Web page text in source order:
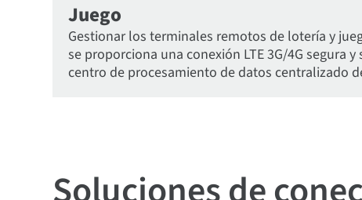
Juego
Gestionar los terminales remotos de lotería y
se proporciona una conexión LTE 3G/4G segura y
centro de procesamiento de datos centralizado